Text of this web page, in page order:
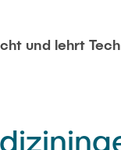
und lehrt